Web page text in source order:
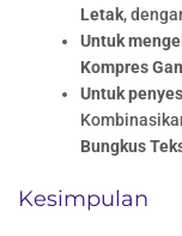
Letak,
Untuk
Kompres
Untuk
Bungkus
Kesimpulan